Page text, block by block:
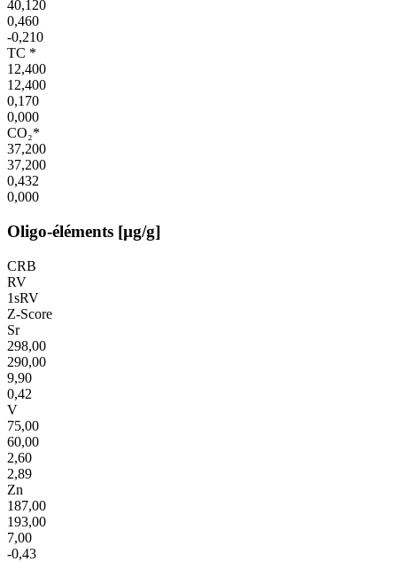
40,120
0,460
-0,210
TC *
12,400
12,400
0,170
0,000
CO₂*
37,200
37,200
0,432
0,000
Oligo-éléments [µg/g]
CRB
RV
1sRV
Z-Score
Sr
298,00
290,00
9,90
0,42
V
75,00
60,00
2,60
2,89
Zn
187,00
193,00
7,00
-0,43